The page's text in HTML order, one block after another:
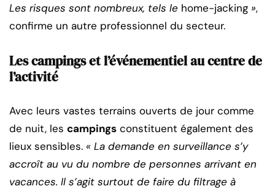
Les risques sont nombreux, tels le home-jacking »,
confirme un autre professionnel du secteur.
Les campings et l’événementiel au centre de
l’activité
Avec leurs vastes terrains ouverts de jour comme
de nuit, les campings constituent également des
lieux sensibles. « La demande en surveillance s’y
accroît au vu du nombre de personnes arrivant en
vacances. Il s’agit surtout de faire du filtrage à